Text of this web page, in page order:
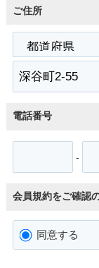
ご住所
電話番号
-
会員規約をご確認
同意する